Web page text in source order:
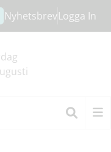
NyhetsbrevLogga In